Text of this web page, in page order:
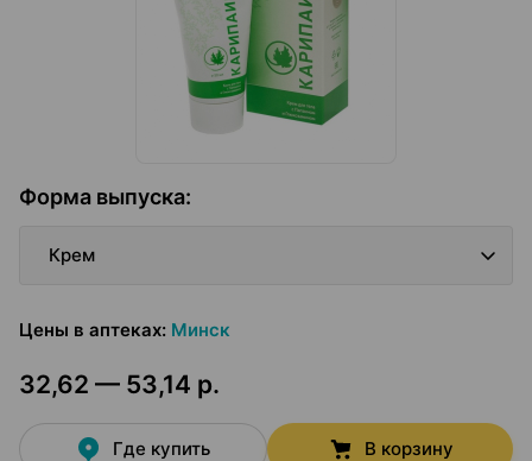
Форма выпуска:
Крем
Цены в аптеках: Минск
32,62 — 53,14 р.
Где купить В корзину